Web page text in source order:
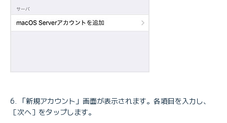
「新規アカウント」画面が表示されます。各項目を入力し、
［次へ］をタップします。